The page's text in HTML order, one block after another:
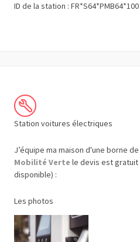
ID de la station : FR*S64*PMB64*100
Station voitures électriques
J’équipe ma maison d'une borne
Mobilité Verte le devis est gratuit
disponible) :
Les photos